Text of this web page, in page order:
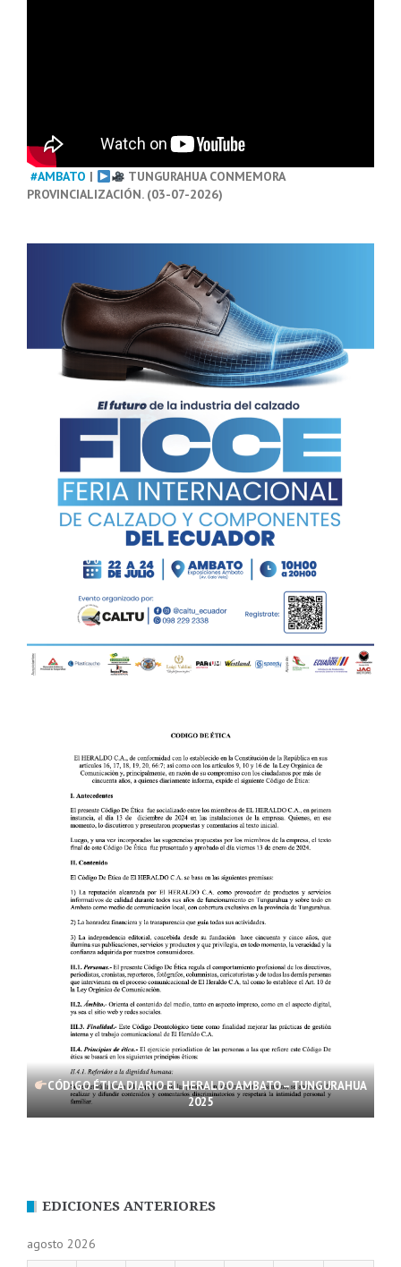
#AMBATO |
TUNGURAHUA CONMEMORA
PROVINCIALIZACIÓN. (03-07-2026)
CÓDIGO ÉTICA DIARIO EL HERALDO AMBATO – TUNGURAHUA
2025
EDICIONES ANTERIORES
agosto 2026